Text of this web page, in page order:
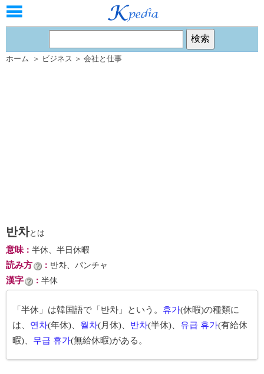
ホーム ＞ ビジネス ＞ 会社と仕事
반차とは
意味： 半休、半日休暇
読み方 ： 반차、パンチャ
漢字 ： 半休
「半休」は韓国語で「반차」という。 휴가(休暇)の種類に
は、 연차(年休)、 월차(月休)、 반차(半休)、 유급 휴가(有給休
暇)、 무급 휴가(無給休暇)がある。